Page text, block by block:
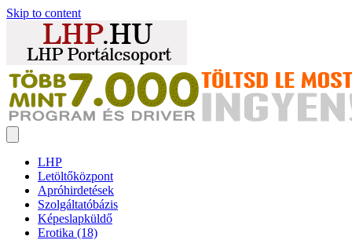
Skip to content
LHP
Letöltőközpont
Apróhirdetések
Szolgáltatóbázis
Képeslapküldő
Erotika (18)